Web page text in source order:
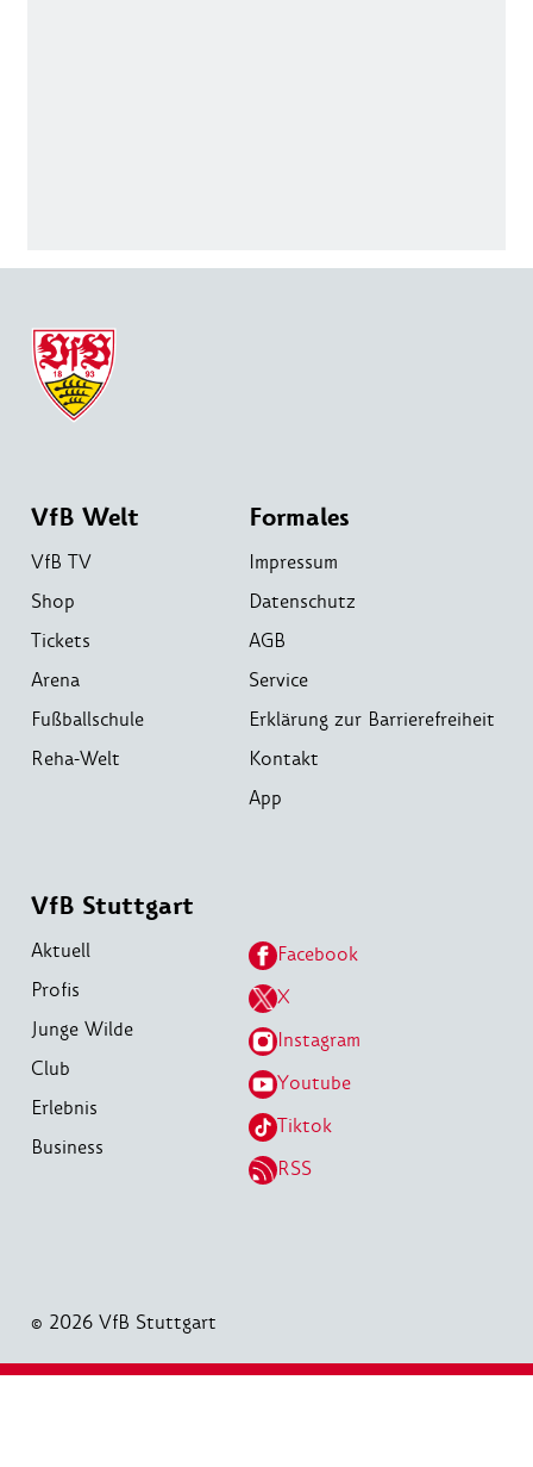
VfB Welt
VfB TV
Shop
Tickets
Arena
Fußballschule
Reha-Welt
Formales
Impressum
Datenschutz
AGB
Service
Erklärung zur Barrierefreiheit
Kontakt
App
VfB Stuttgart
Aktuell
Profis
Junge Wilde
Club
Erlebnis
Business
Facebook
X
Instagram
Youtube
Tiktok
RSS
© 2026 VfB Stuttgart